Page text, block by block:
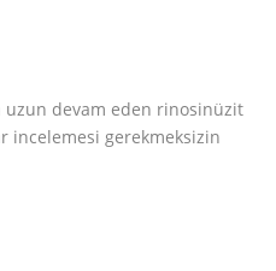
uzun devam eden rinosinüzit
incelemesi gerekmeksizin